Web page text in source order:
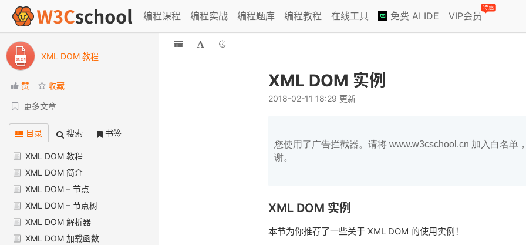
编程课程 编程实战 编程题库 编程教程 在线工具 免费 AI IDE VIP会员
特惠
XML DOM 教程
赞 收藏
更多文章
目录 搜索 书签
XML DOM 教程
XML DOM 简介
XML DOM – 节点
XML DOM – 节点树
XML DOM 解析器
XML DOM 加载函数
XML DOM 实例
2018-02-11 18:29 更新
您使用了广告拦截器。请将 www.w3cschool.cn 加入白名单
谢。
XML DOM 实例
本节为你推荐了一些关于 XML DOM 的使用实例！